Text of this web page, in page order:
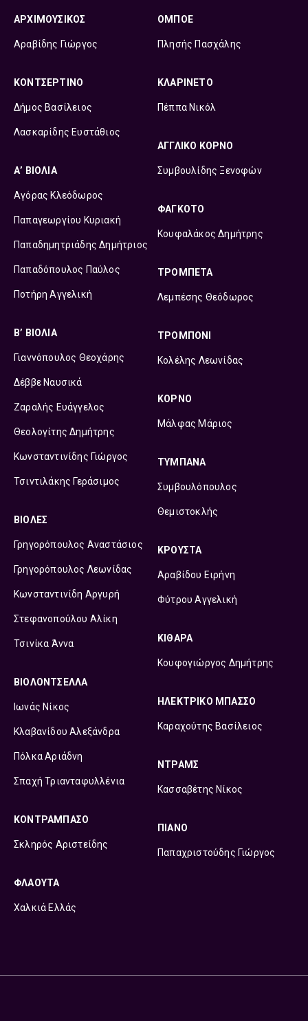
ΑΡΧΙΜΟΥΣΙΚΟΣ
Αραβίδης Γιώργος
ΚΟΝΤΣΕΡΤΙΝΟ
Δήμος Βασίλειος
Λασκαρίδης Ευστάθιος
Α’ ΒΙΟΛΙΑ
Αγόρας Κλεόδωρος
Παπαγεωργίου Κυριακή
Παπαδημητριάδης Δημήτριος
Παπαδόπουλος Παύλος
Ποτήρη Αγγελική
Β’ ΒΙΟΛΙΑ
Γιαννόπουλος Θεοχάρης
Δέββε Ναυσικά
Ζαραλής Ευάγγελος
Θεολογίτης Δημήτρης
Κωνσταντινίδης Γιώργος
Τσιντιλάκης Γεράσιμος
ΒΙΟΛΕΣ
Γρηγορόπουλος Αναστάσιος
Γρηγορόπουλος Λεωνίδας
Κωνσταντινίδη Αργυρή
Στεφανοπούλου Αλίκη
Τσινίκα Άννα
ΒΙΟΛΟΝΤΣΕΛΛΑ
Ιωνάς Νίκος
Κλαβανίδου Αλεξάνδρα
Πόλκα Αριάδνη
Σπαχή Τριανταφυλλένια
ΚΟΝΤΡΑΜΠΑΣΟ
Σκληρός Αριστείδης
ΦΛΑΟΥΤΑ
Χαλκιά Ελλάς
ΟΜΠΟΕ
Πλησής Πασχάλης
ΚΛΑΡΙΝΕΤΟ
Πέππα Νικόλ
ΑΓΓΛΙΚΟ ΚΟΡΝΟ
Συμβουλίδης Ξενοφών
ΦΑΓΚΟΤΟ
Κουφαλάκος Δημήτρης
ΤΡΟΜΠΕΤΑ
Λεμπέσης Θεόδωρος
ΤΡΟΜΠΟΝΙ
Κολέλης Λεωνίδας
ΚΟΡΝΟ
Μάλφας Μάριος
ΤΥΜΠΑΝΑ
Συμβουλόπουλος
Θεμιστοκλής
ΚΡΟΥΣΤΑ
Αραβίδου Ειρήνη
Φύτρου Αγγελική
ΚΙΘΑΡΑ
Κουφογιώργος Δημήτρης
ΗΛΕΚΤΡΙΚΟ ΜΠΑΣΣΟ
Καραχούτης Βασίλειος
ΝΤΡΑΜΣ
Κασσαβέτης Νίκος
ΠΙΑΝΟ
Παπαχριστούδης Γιώργος